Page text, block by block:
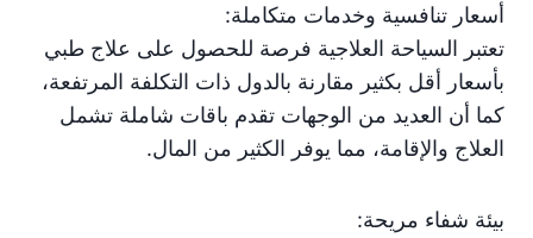
أسعار تنافسية وخدمات متكاملة:
تعتبر السياحة العلاجية فرصة للحصول على علاج طبي
بأسعار أقل بكثير مقارنة بالدول ذات التكلفة المرتفعة،
كما أن العديد من الوجهات تقدم باقات شاملة تشمل
العلاج والإقامة، مما يوفر الكثير من المال.
بيئة شفاء مريحة: